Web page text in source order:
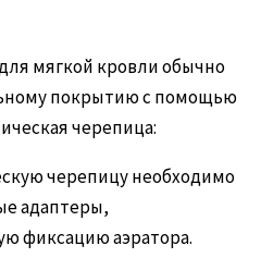
мягкой кровли обычно
покрытию с помощью
черепица:
черепицу необходимо
адаптеры,
фиксацию аэратора.